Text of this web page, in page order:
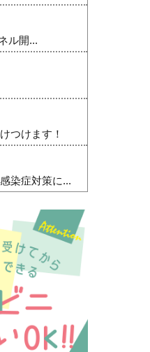
ル開...
つけます！
染症対策に...